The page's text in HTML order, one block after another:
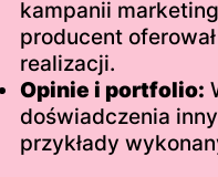
kampanii
producent
realizacji.
Opinie i portfolio:
doświadczenia
przykłady